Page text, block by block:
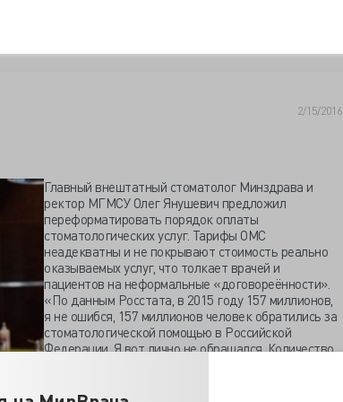
2/15/2016
Главный внештатный стоматолог Минздрава и
ректор МГМСУ Олег Янушевич предложил
переформатировать порядок оплаты
стоматологических услуг. Тарифы ОМС
неадекватны и не покрывают стоимость реально
оказываемых услуг, что толкает врачей и
пациентов на неформальные «договореённости».
«По данным Росстата, в 2015 году 157 миллионов,
я не ошибся, 157 миллионов человек обратились за
стоматологической помощью в Российской
Федерации. Я вот лично не обращался. Количество
– отметил профессор.
2014 году составил 56 млрд рублей, на долю ДМС